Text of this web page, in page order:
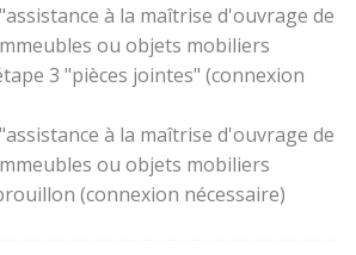
à la maîtrise d'ouvrage de
ou objets mobiliers
3 "pièces jointes" (connexion
à la maîtrise d'ouvrage de
ou objets mobiliers
(connexion nécessaire)